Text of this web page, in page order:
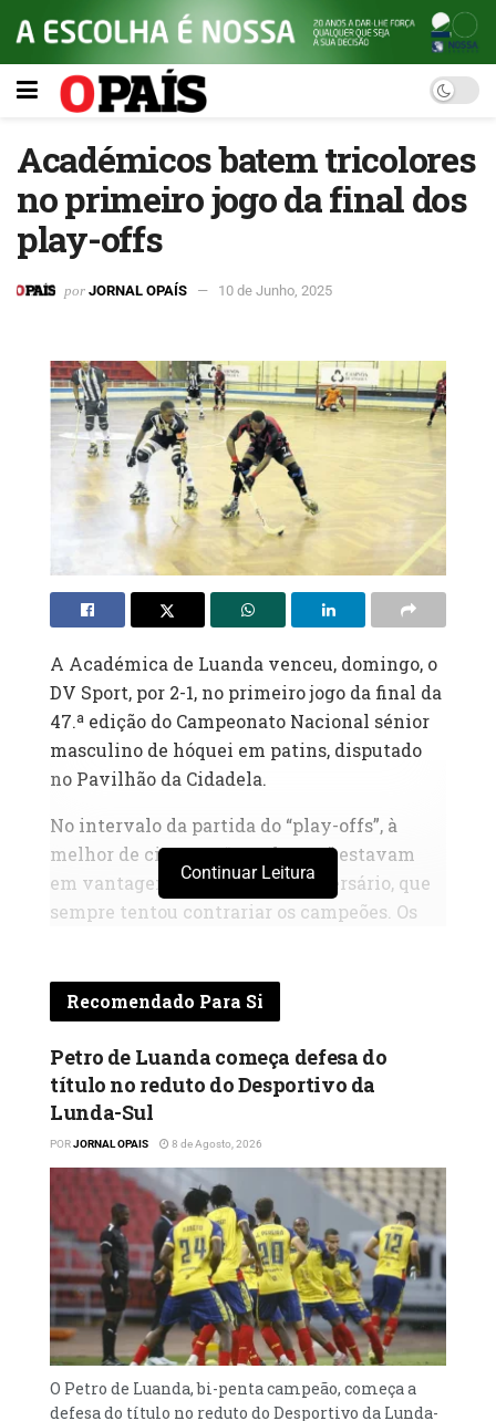
Académicos batem tricolores
no primeiro jogo da final dos
play-offs
por JORNAL OPAÍS 10 de Junho, 2025
A Académica de Luanda venceu, domingo, o
DV Sport, por 2-1, no primeiro jogo da final da
47.ª edição do Campeonato Nacional sénior
masculino de hóquei em patins, disputado
no Pavilhão da Cidadela.
No intervalo da partida do “play-offs”, à
melhor de cinco, os “estudantes” estavam
em vantagem de 1-0 sobre o adversário, que
sempre tentou contrariar os campeões. Os
Sport.
Com este resultado, os académicos
adiantam-se na competição, para o próximo
desafio de segunda-feira, às 18h00, no mesmo
venceu o Juventude de Viana, por 6-3. Da
trajectória dos finalistas para atingir a fase
derradeira da prova, a Académica, detentora
do título, venceu o Petro de Luanda, por 3-2,
quarta-feira, no segundo encontro das
meias- finais dos “play-offs”, a melhor de
três, depois de 5-4, aos penáltis, no primeiro.
Continuar Leitura
Recomendado Para Si
Petro de Luanda começa defesa do
título no reduto do Desportivo da
Lunda-Sul‎
PORJORNAL OPAIS 8 de Agosto, 2026
‎O Petro de Luanda, bi-penta campeão, começa a
defesa do título no reduto do Desportivo da Lunda-